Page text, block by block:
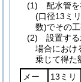
(1)
配水管
(口径13ミ
数)でその
(2)
設置す
場合におけ
乗じて得た
メー
13ミリ